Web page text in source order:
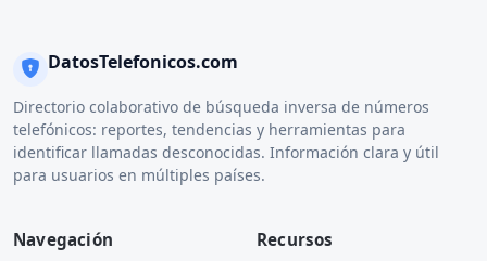
DatosTelefonicos.com
Directorio colaborativo de búsqueda inversa de números
telefónicos: reportes, tendencias y herramientas para
identificar llamadas desconocidas. Información clara y útil
para usuarios en múltiples países.
Navegación Recursos